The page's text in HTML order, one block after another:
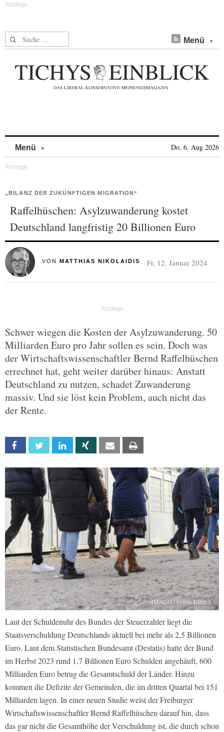
Suche nach: Menü
Menü Do, 6. Aug 2026
„BILANZ DER ZUKÜNFTIGEN MIGRATION“
Raffelhüschen: Asylzuwanderung kostet
Deutschland langfristig 20 Billionen Euro
VON MATTHIAS NIKOLAIDIS Fr, 12. Januar 2024
Schwer wiegen die Kosten der Asylzuwanderung. 50
Milliarden Euro pro Jahr sollen es sein. Doch was
der Wirtschaftswissenschaftler Bernd Raffelhüschen
errechnet hat, geht weiter darüber hinaus: Anstatt
Deutschland zu nutzen, schadet Zuwanderung
massiv. Und sie löst kein Problem, auch nicht das
der Rente.
Facebook Twitter Linkedin Xing Email
IMAGO / Sylvio Dittrich
Laut der Schuldenuhr des Bundes der Steuerzahler liegt die
Staatsverschuldung Deutschlands aktuell bei mehr als 2,5 Billionen
Euro. Laut dem Statistischen Bundesamt (Destatis) hatte der Bund
im Herbst 2023 rund 1,7 Billionen Euro Schulden angehäuft, 600
Milliarden Euro betrug die Gesamtschuld der Länder. Hinzu
kommen die Defizite der Gemeinden, die im dritten Quartal bei 151
Milliarden lagen. In einer neuen Studie weist der Freiburger
Wirtschaftswissenschaftler Bernd Raffelhüschen darauf hin, dass
das gar nicht die Gesamthöhe der Verschuldung ist, die durch schon